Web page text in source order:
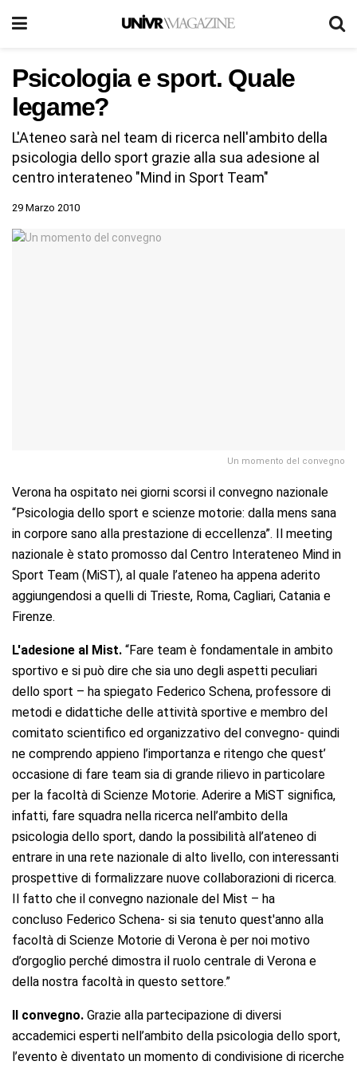
Psicologia e sport. Quale
legame?
L'Ateneo sarà nel team di ricerca nell'ambito della
psicologia dello sport grazie alla sua adesione al
centro interateneo "Mind in Sport Team"
29 Marzo 2010
Un momento del convegno
Verona ha ospitato nei giorni scorsi il convegno nazionale
“Psicologia dello sport e scienze motorie: dalla mens sana
in corpore sano alla prestazione di eccellenza”. Il meeting
nazionale è stato promosso dal Centro Interateneo Mind in
Sport Team (MiST), al quale l’ateneo ha appena aderito
aggiungendosi a quelli di Trieste, Roma, Cagliari, Catania e
Firenze.
L'adesione al Mist. “Fare team è fondamentale in ambito
sportivo e si può dire che sia uno degli aspetti peculiari
dello sport – ha spiegato Federico Schena, professore di
metodi e didattiche delle attività sportive e membro del
comitato scientifico ed organizzativo del convegno- quindi
ne comprendo appieno l’importanza e ritengo che quest’
occasione di fare team sia di grande rilievo in particolare
per la facoltà di Scienze Motorie. Aderire a MiST significa,
infatti, fare squadra nella ricerca nell’ambito della
psicologia dello sport, dando la possibilità all’ateneo di
entrare in una rete nazionale di alto livello, con interessanti
prospettive di formalizzare nuove collaborazioni di ricerca.
Il fatto che il convegno nazionale del Mist – ha
concluso Federico Schena- si sia tenuto quest'anno alla
facoltà di Scienze Motorie di Verona è per noi motivo
d’orgoglio perché dimostra il ruolo centrale di Verona e
della nostra facoltà in questo settore.”
Il convegno. Grazie alla partecipazione di diversi
accademici esperti nell’ambito della psicologia dello sport,
l’evento è diventato un momento di condivisione di ricerche